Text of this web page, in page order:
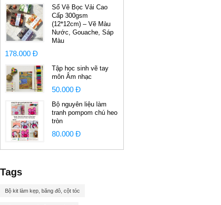
Sổ Vẽ Bọc Vải Cao
Cấp 300gsm
(12*12cm) – Vẽ Màu
Nước, Gouache, Sáp
Màu
178.000 Đ
Tập học sinh vẽ tay
môn Âm nhạc
50.000 Đ
Bộ nguyên liệu làm
tranh pompom chú heo
tròn
80.000 Đ
Tags
Bộ kit làm kẹp, băng đô, cột tóc